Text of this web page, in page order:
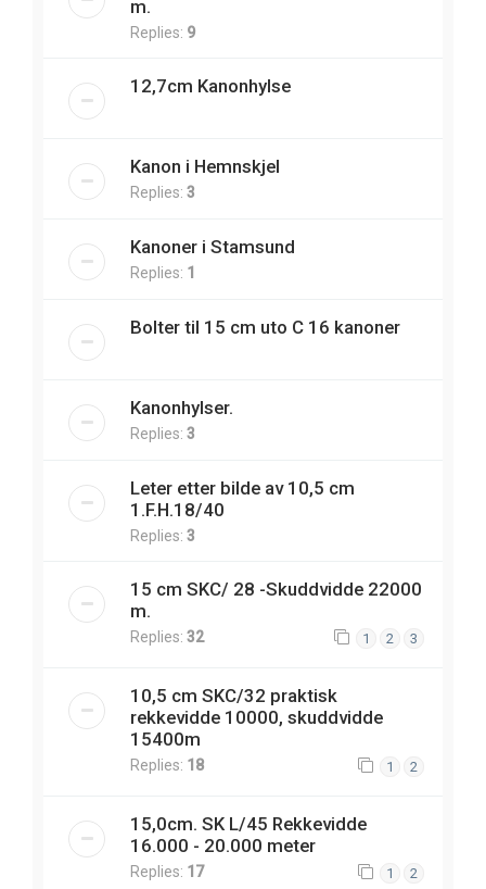
m.
Replies: 9
12,7cm Kanonhylse
Kanon i Hemnskjel
Replies: 3
Kanoner i Stamsund
Replies: 1
Bolter til 15 cm uto C 16 kanoner
Kanonhylser.
Replies: 3
Leter etter bilde av 10,5 cm
1.F.H.18/40
Replies: 3
15 cm SKC/ 28 -Skuddvidde 22000
m.
Replies: 32 1 2 3
10,5 cm SKC/32 praktisk
rekkevidde 10000, skuddvidde
15400m
Replies: 18 1 2
15,0cm. SK L/45 Rekkevidde
16.000 - 20.000 meter
Replies: 17 1 2